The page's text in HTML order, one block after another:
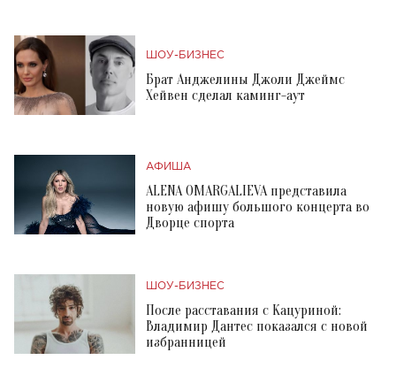
ШОУ-БИЗНЕС
Брат Анджелины Джоли Джеймс
Хейвен сделал каминг-аут
АФИША
ALENA OMARGALIEVA представила
новую афишу большого концерта во
Дворце спорта
ШОУ-БИЗНЕС
После расставания с Кацуриной:
Владимир Дантес показался с новой
избранницей